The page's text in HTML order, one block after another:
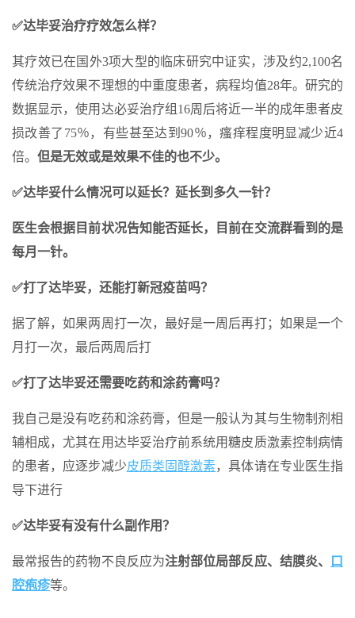
✅达毕妥治疗疗效怎么样？
其疗效已在国外3项大型的临床研究中证实，涉及约2,100名
传统治疗效果不理想的中重度患者，病程均值28年。研究的
数据显示，使用达必妥治疗组16周后将近一半的成年患者皮
损改善了75％，有些甚至达到90％，瘙痒程度明显减少近4
倍。 但是无效或是效果不佳的也不少。
✅达毕妥什么情况可以延长？延长到多久一针？
医生会根据目前状况告知能否延长，目前在交流群看到的是
每月一针。
✅打了达毕妥，还能打新冠疫苗吗？
据了解，如果两周打一次，最好是一周后再打；如果是一个
月打一次，最后两周后打
✅打了达毕妥还需要吃药和涂药膏吗？
我自己是没有吃药和涂药膏，但是一般认为其与生物制剂相
辅相成，尤其在用达毕妥治疗前系统用糖皮质激素控制病情
的患者，应逐步减少皮质类固醇激素，具体请在专业医生指
导下进行
✅达毕妥有没有什么副作用？
最常报告的药物不良反应为注射部位局部反应、结膜炎、
口
腔疱疹等。